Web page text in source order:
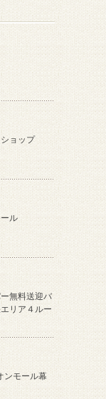
ョップ
ル
無料送迎バ
リア４ルー
ンモール幕